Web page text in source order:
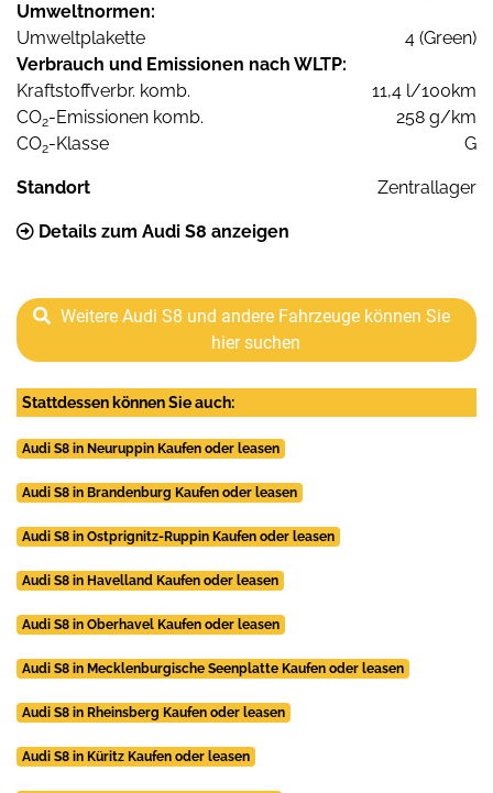
Umweltnormen:
Umweltplakette
4 (Green)
Verbrauch und Emissionen nach WLTP:
Kraftstoffverbr. komb.
11,4 l/100km
CO2-Emissionen komb.
258 g/km
CO2-Klasse G
Standort Zentrallager
Details zum Audi S8 anzeigen
Weitere Audi S8 und andere Fahrzeuge können Sie
hier suchen
Stattdessen können Sie auch:
Audi S8 in Neuruppin Kaufen oder leasen
Audi S8 in Brandenburg Kaufen oder leasen
Audi S8 in Ostprignitz-Ruppin Kaufen oder leasen
Audi S8 in Havelland Kaufen oder leasen
Audi S8 in Oberhavel Kaufen oder leasen
Audi S8 in Mecklenburgische Seenplatte Kaufen oder leasen
Audi S8 in Rheinsberg Kaufen oder leasen
Audi S8 in Küritz Kaufen oder leasen